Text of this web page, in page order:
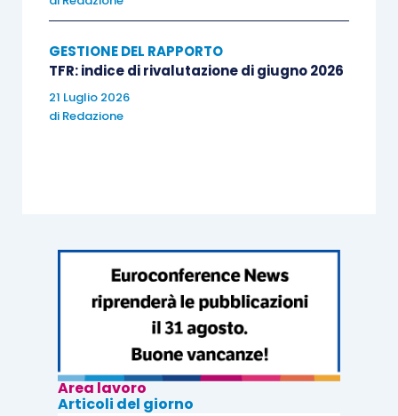
GESTIONE DEL RAPPORTO
TFR: indice di rivalutazione di giugno 2026
21 Luglio 2026
di Redazione
Area lavoro
Articoli del giorno